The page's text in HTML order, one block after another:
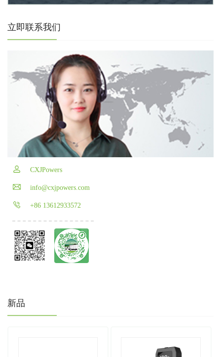
立即联系我们
CXJPowers
info@cxjpowers.com
+86 13612933572
新品